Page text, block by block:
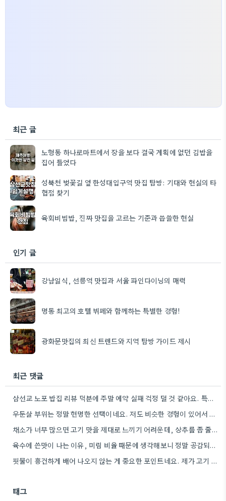
최근 글
노형동 하나로마트에서 장을 보다 결국 계획에 없던 김밥을
집어 들었다
성북천 벚꽃길 옆 한성대입구역 맛집 탐방: 기대와 현실의 타
협점 찾기
육회비빔밥, 진짜 맛집을 고르는 기준과 씁쓸한 현실
인기 글
강남일식, 선릉역 맛집과 서울 파인다이닝의 매력
명동 최고의 호텔 뷔페와 함께하는 특별한 경험!
광화문맛집의 최신 트렌드와 지역 탐방 가이드 제시
최근 댓글
삼선교 노포 밥집 리뷰 덕분에 주말 예약 실패 걱정 덜 것 같아요. 특히 대기 등록…
우둔살 부위는 정말 현명한 선택이네요. 저도 비슷한 경험이 있어서 그런 다음부터는 쫄깃한 식감을 찾으려고 노력했어요.
채소가 너무 많으면 고기 맛을 제대로 느끼기 어려운데, 상추를 좀 줄여주면 좋겠어요.
육수에 쓴맛이 나는 이유, 미림 비율 때문에 생각해보니 정말 공감되네요. 개인적으로 탕을 만들 때 재료의…
핏물이 흥건하게 배어 나오지 않는 게 중요한 포인트네요. 제가 고기 고르는 때마다 항상 잊고 있었던…
태그